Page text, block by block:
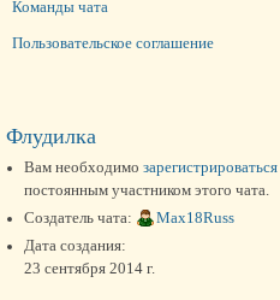
Команды чата
Пользовательское соглашение
Флудилка
Вам необходимо зарегистрироваться
постоянным участником этого чата.
Создатель чата:
Max18Russ
Дата создания:
23 сентября 2014 г.